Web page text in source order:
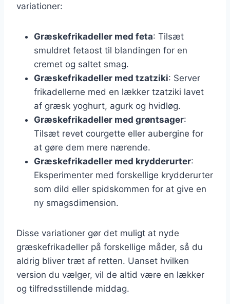
variationer:
Græskefrikadeller med feta: Tilsæt
smuldret fetaost til blandingen for en
cremet og saltet smag.
Græskefrikadeller med tzatziki: Server
frikadellerne med en lækker tzatziki lavet
af græsk yoghurt, agurk og hvidløg.
Græskefrikadeller med grøntsager:
Tilsæt revet courgette eller aubergine for
at gøre dem mere nærende.
Græskefrikadeller med krydderurter:
Eksperimenter med forskellige krydderurter
som dild eller spidskommen for at give en
ny smagsdimension.
Disse variationer gør det muligt at nyde
græskefrikadeller på forskellige måder, så du
aldrig bliver træt af retten. Uanset hvilken
version du vælger, vil de altid være en lækker
og tilfredsstillende middag.